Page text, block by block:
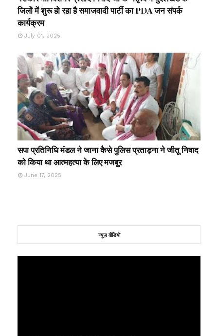
जिलों में शुरू हो रहा है समाजवादी पार्टी का PDA जन संपर्क
कार्यक्रम
July 01, 2025
सपा प्रतिनिधि मंडल ने जाना कैसे पुलिस प्रताड़ना ने जीतू निषाद
को किया था आत्महत्या के लिए मजबूर
June 17, 2025
न्यूज़ वीडियो